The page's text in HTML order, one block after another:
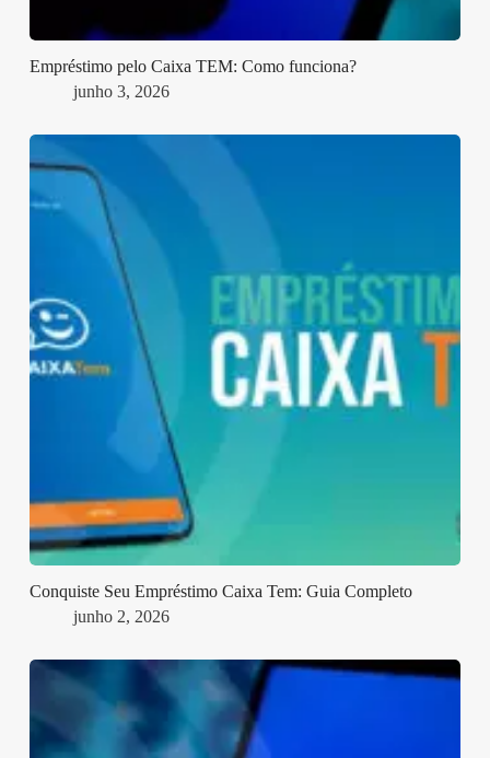
Empréstimo pelo Caixa TEM: Como funciona?
junho 3, 2026
Conquiste Seu Empréstimo Caixa Tem: Guia Completo
junho 2, 2026